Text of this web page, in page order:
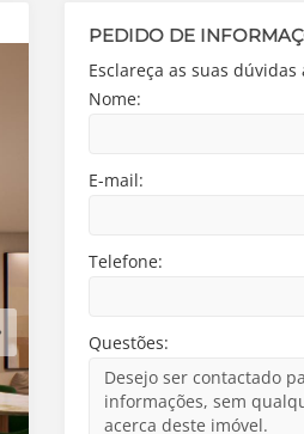
PEDIDO DE
Esclareça as suas
Nome:
E-mail:
Telefone:
Questões: